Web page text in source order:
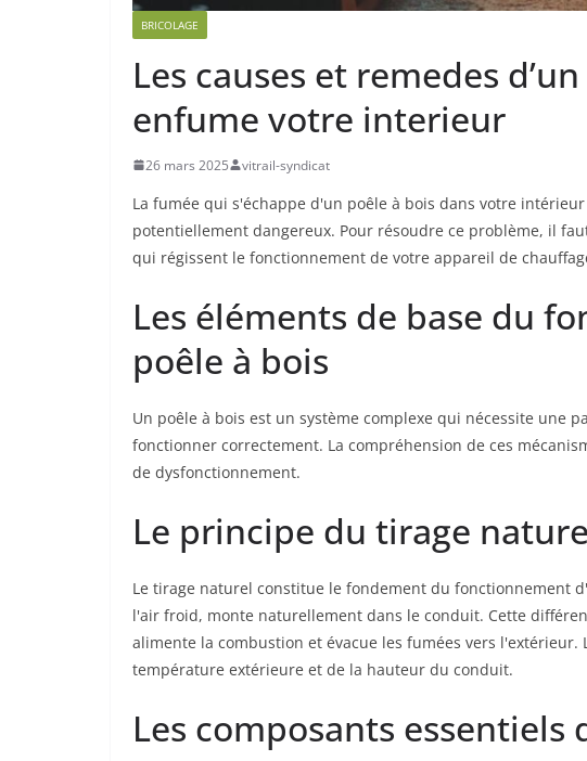
BRICOLAGE
Les causes et remedes
enfume votre interieur
26 mars 2025 vitrail-syndicat
La fumée qui s'échappe d'un poêle à bois dans votre
potentiellement dangereux. Pour résoudre ce problème, il
qui régissent le fonctionnement de votre appareil de
Les éléments de base du
poêle à bois
Un poêle à bois est un système complexe qui nécessite une
fonctionner correctement. La compréhension de ces
de dysfonctionnement.
Le principe du tirage
Le tirage naturel constitue le fondement du fonctionnement
l'air froid, monte naturellement dans le conduit. Cette
alimente la combustion et évacue les fumées vers
température extérieure et de la hauteur du conduit.
Les composants